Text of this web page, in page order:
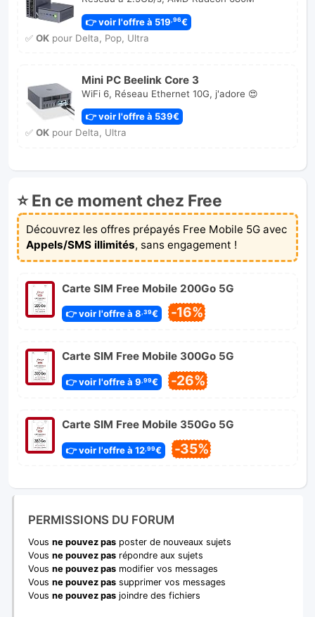
👉 voir l'offre à 519,96€
✅ OKpour Delta, Pop, Ultra
Mini PC Beelink Core 3
WiFi 6, Réseau Ethernet 10G, j'adore 😍
👉 voir l'offre à 539€
✅ OKpour Delta, Ultra
⭐ En ce moment chez Free
Découvrez les offres prépayés Free Mobile 5G avec
Appels/SMS illimités, sans engagement !
Carte SIM Free Mobile 200Go 5G
👉 voir l'offre à 8 ,39€ -16%
Carte SIM Free Mobile 300Go 5G
👉 voir l'offre à 9 ,99€ -26%
Carte SIM Free Mobile 350Go 5G
👉 voir l'offre à 12,99€ -35%
PERMISSIONS DU FORUM
Vous ne pouvez pas poster de nouveaux sujets
Vous ne pouvez pas répondre aux sujets
Vous ne pouvez pas modifier vos messages
Vous ne pouvez pas supprimer vos messages
Vous ne pouvez pas joindre des fichiers